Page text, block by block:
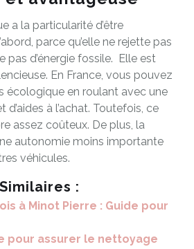
a la particularité d’être
parce qu’elle ne rejette pas
pas d’énergie fossile. Elle est
En France, vous pouvez
écologique en roulant avec une
à l’achat. Toutefois, ce
assez coûteux. De plus, la
autonomie moins importante
véhicules.
:
à Minot Pierre : Guide pour
pour assurer le nettoyage